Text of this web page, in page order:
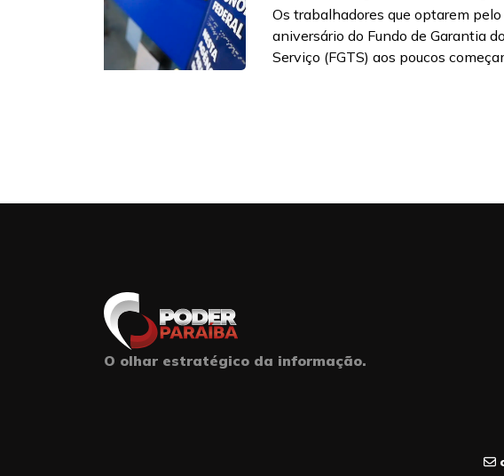
Os trabalhadores que optarem pelo
aniversário do Fundo de Garantia
Serviço (FGTS) aos poucos
O olhar estratégico da informação.